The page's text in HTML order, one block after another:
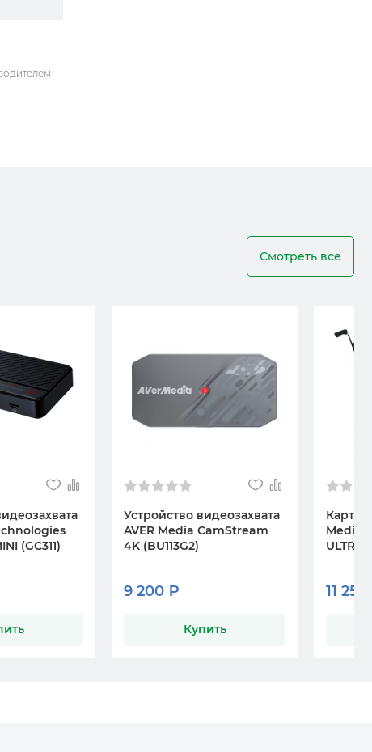
Смотреть все
(GC311)
Устройство видеозахвата
AVER Media CamStream
4K (BU113G2)
9 200 ₽
Купить
Карта
Media
ULTRA
11